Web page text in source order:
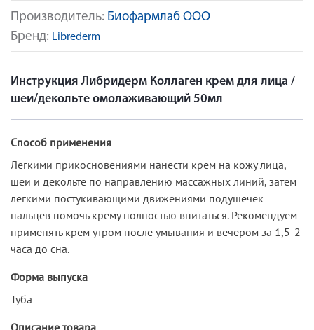
Производитель: Биофармлаб ООО
Бренд: Librederm
Инструкция Либридерм Коллаген крем для лица /
шеи/декольте омолаживающий 50мл
Способ применения
Легкими прикосновениями нанести крем на кожу лица,
шеи и декольте по направлению массажных линий, затем
легкими постукивающими движениями подушечек
пальцев помочь крему полностью впитаться. Рекомендуем
применять крем утром после умывания и вечером за 1,5-2
часа до сна.
Форма выпуска
Туба
Описание товара